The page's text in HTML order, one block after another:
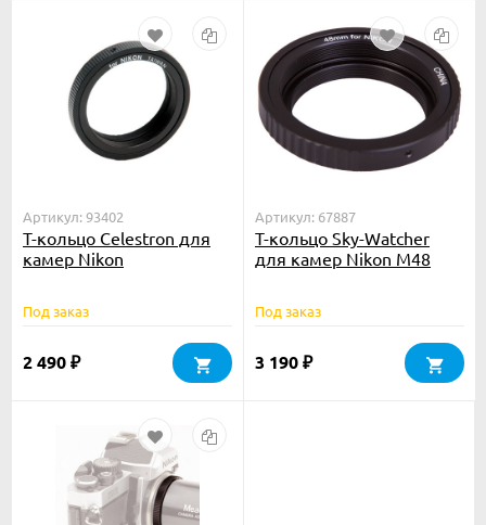
Артикул: 93402
Т-кольцо Celestron для
камер Nikon
Под заказ
2 490 ₽
Артикул: 67887
Т-кольцо Sky-Watcher
для камер Nikon M48
Под заказ
3 190 ₽